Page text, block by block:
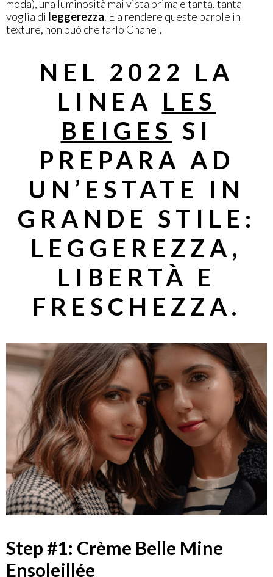
moda), una luminosità mai vista prima e tanta, tanta
voglia di leggerezza. E a rendere queste parole in
texture, non può che farlo Chanel.
NEL 2022 LA
LINEA LES
BEIGES SI
PREPARA AD
UN’ESTATE IN
GRANDE STILE:
LEGGEREZZA,
LIBERTÀ E
FRESCHEZZA.
Step #1: Crème Belle Mine
Ensoleillée